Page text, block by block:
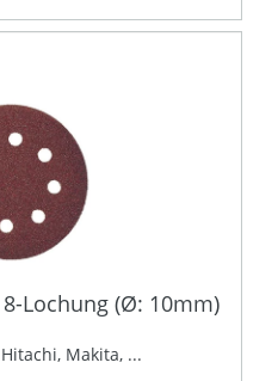
Lochung (Ø: 10mm)
Makita, ...